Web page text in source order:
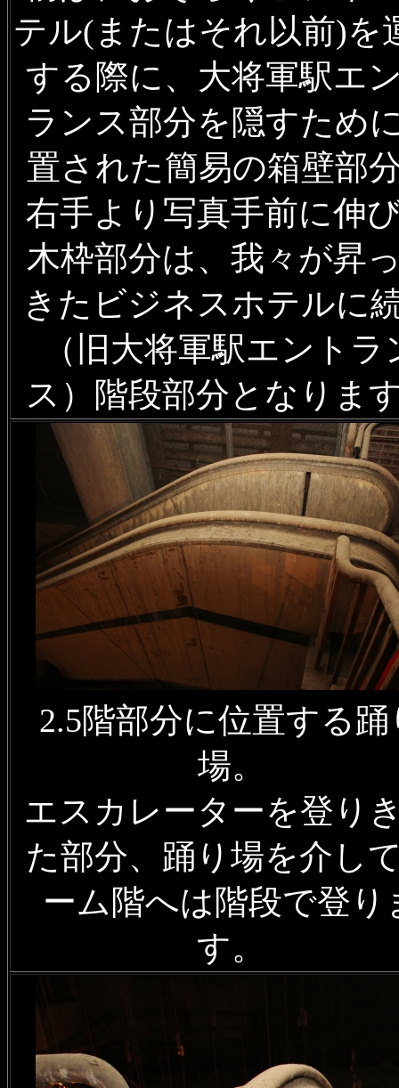
テル(またはそれ以前)を
する際に、大将軍駅エ
ランス部分を隠すため
置された簡易の箱壁部
右手より写真手前に伸
木枠部分は、我々が昇
きたビジネスホテルに
（旧大将軍駅エントラ
ス）階段部分となりま
2.5階部分に位置する踊
場。
エスカレーターを登り
た部分、踊り場を介し
ーム階へは階段で登り
す。